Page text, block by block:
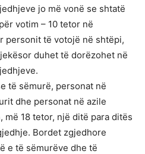
jo më vonë se shtatë
votim – 10 tetor në
personit të votojë në shtëpi,
duhet të dorëzohet në
të sëmurë, personat në
dhe personat në azile
18 tetor, një ditë para ditës
Bordet zgjedhore
e të sëmurëve dhe të